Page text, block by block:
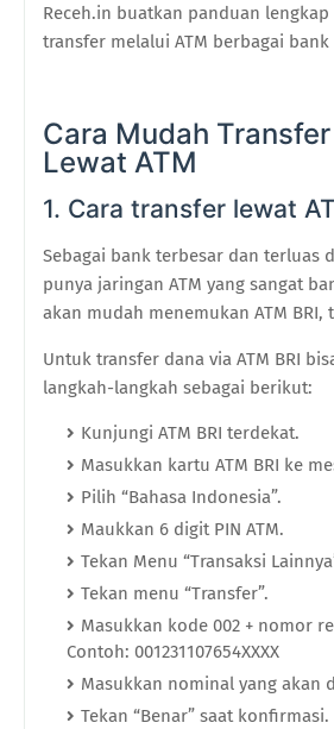
Receh.in buatkan panduan
transfer melalui ATM berbagai
Cara Mudah
Lewat ATM
1. Cara transfer lewat
Sebagai bank terbesar dan terluas
punya jaringan ATM yang sangat
akan mudah menemukan ATM BRI,
Untuk transfer dana via ATM BRI
langkah-langkah sebagai berikut:
Kunjungi ATM BRI terdekat.
Masukkan kartu ATM BRI ke
Pilih “Bahasa Indonesia”.
Maukkan 6 digit PIN ATM.
Tekan Menu “Transaksi
Tekan menu “Transfer”.
Masukkan kode 002 + nomor
Contoh: 001231107654XXXX
Masukkan nominal yang akan
Tekan “Benar” saat konfirmasi.